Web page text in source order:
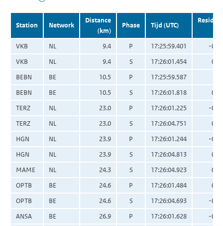
Station Network
Distance
(km)
Phase Tijd (UTC)
Residual
VKB
NL 9.4 P 17:25:59.401
-0.08
VKB
NL 9.4 S 17:26:01.454
0.06
BEBN
BE 10.5 P 17:25:59.587
BEBN
BE 10.5 S 17:26:01.818
0.24
TERZ
NL 23.0 P 17:26:01.225
-0.06
TERZ
NL 23.0 S 17:26:04.751
0.21
HGN
NL 23.9 P 17:26:01.244
-0.19
HGN
NL 23.9 S 17:26:04.813
0.04
MAME
NL 24.3 S 17:26:04.923
0.03
OPTB
BE 24.6 P 17:26:01.484
0.05
OPTB
BE 24.6 S 17:26:04.693
-0.08
ANSA
BE 26.9 P 17:26:01.628
-0.26